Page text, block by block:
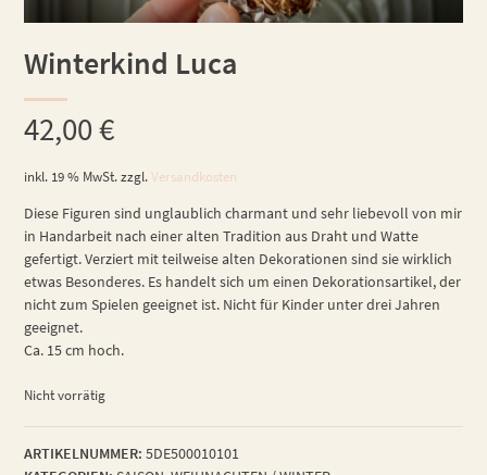
Winterkind Luca
42,00€
inkl. 19 % MwSt. zzgl.Versandkosten
Diese Figuren sind unglaublich charmant und sehr liebevoll von mir
in Handarbeit nach einer alten Tradition aus Draht und Watte
gefertigt. Verziert mit teilweise alten Dekorationen sind sie wirklich
etwas Besonderes. Es handelt sich um einen Dekorationsartikel, der
nicht zum Spielen geeignet ist. Nicht für Kinder unter drei Jahren
geeignet.
Ca. 15 cm hoch.
Nicht vorrätig
ARTIKELNUMMER: 5DE500010101